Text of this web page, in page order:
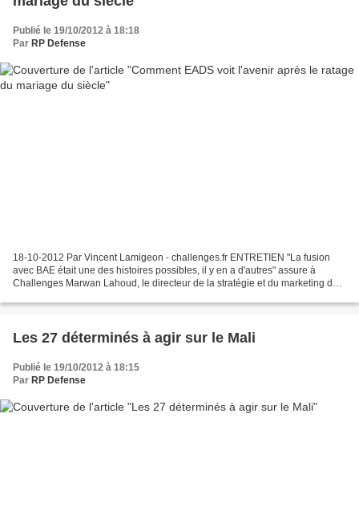
Publié le 19/10/2012 à 18:18
Par RP Defense
18-10-2012 Par Vincent Lamigeon - challenges.fr ENTRETIEN "La fusion
avec BAE était une des histoires possibles, il y en a d'autres" assure à
Challenges Marwan Lahoud, le directeur de la stratégie et du marketing du
Les 27 déterminés à agir sur le Mali
Publié le 19/10/2012 à 18:15
Par RP Defense